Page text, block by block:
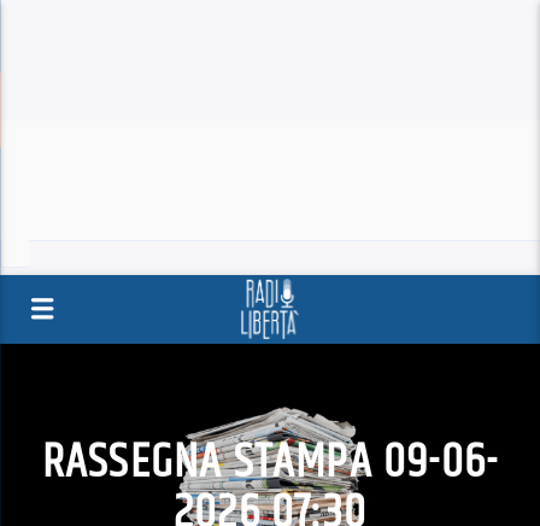
RASSEGNA STAMPA 09-06-